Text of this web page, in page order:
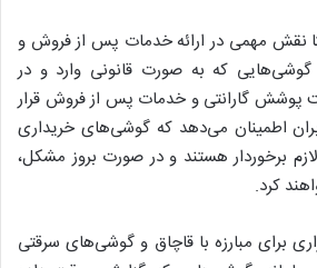
نقش مهمی در ارائه خدمات پس از فروش و
گوشی‌هایی که به صورت قانونی وارد و در
پوشش گارانتی و خدمات پس از فروش قرار
اطمینان می‌دهد که گوشی‌های خریداری
برخوردار هستند و در صورت بروز مشکل،
کرد.
برای مبارزه با قاچاق و گوشی‌های سرقتی